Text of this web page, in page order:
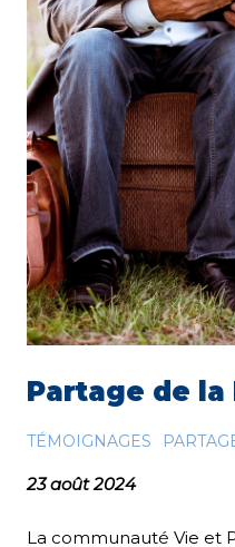
Partage de la
TÉMOIGNAGES
23 août 2024
La communauté Vie et